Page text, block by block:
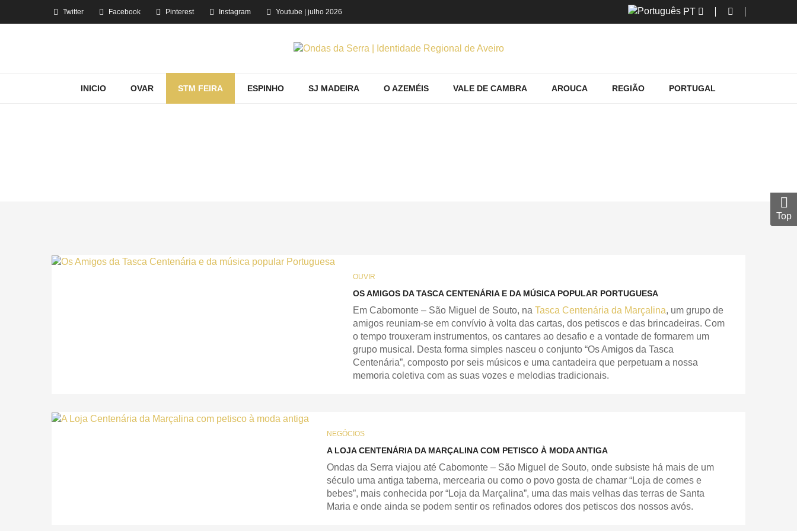
Twitter Facebook Pinterest Instagram Youtube | julho 2026 PT
INICIO OVAR STM FEIRA ESPINHO SJ MADEIRA O AZEMÉIS VALE DE CAMBRA AROUCA REGIÃO PORTUGAL
OUVIR
OS AMIGOS DA TASCA CENTENÁRIA E DA MÚSICA POPULAR PORTUGUESA
Em Cabomonte – São Miguel de Souto, na Tasca Centenária da Marçalina, um grupo de
amigos reuniam-se em convívio à volta das cartas, dos petiscos e das brincadeiras. Com
o tempo trouxeram instrumentos, os cantares ao desafio e a vontade de formarem um
grupo musical. Desta forma simples nasceu o conjunto “Os Amigos da Tasca
Centenária”, composto por seis músicos e uma cantadeira que perpetuam a nossa
memoria coletiva com as suas vozes e melodias tradicionais.
NEGÓCIOS
A LOJA CENTENÁRIA DA MARÇALINA COM PETISCO À MODA ANTIGA
Ondas da Serra viajou até Cabomonte – São Miguel de Souto, onde subsiste há mais de um
século uma antiga taberna, mercearia ou como o povo gosta de chamar “Loja de comes e
bebes”, mais conhecida por “Loja da Marçalina”, uma das mais velhas das terras de Santa
Maria e onde ainda se podem sentir os refinados odores dos petiscos dos nossos avós.
Top